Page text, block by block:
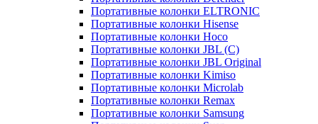
Портативные колонки ELTRONIC
Портативные колонки Hisense
Портативные колонки Hoco
Портативные колонки JBL (C)
Портативные колонки JBL Original
Портативные колонки Kimiso
Портативные колонки Microlab
Портативные колонки Remax
Портативные колонки Samsung